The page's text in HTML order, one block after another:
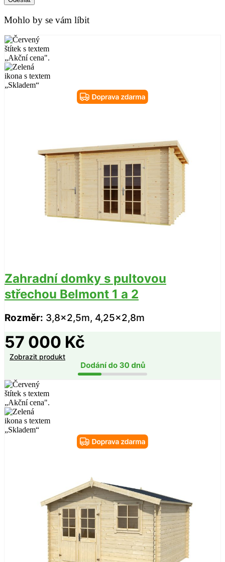
Mohlo by se vám líbit
Zahradní domky s pultovou
střechou Belmont 1 a 2
Rozměr: 3,8×2,5m, 4,25×2,8m
57 000 Kč
Zobrazit produkt